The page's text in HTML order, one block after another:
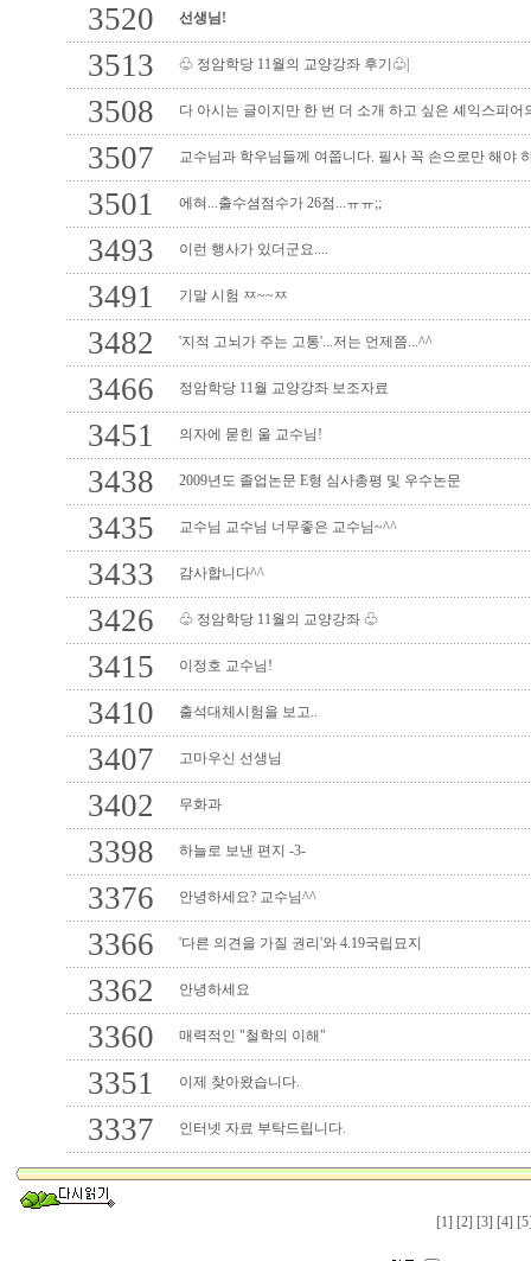
3520 선생님!
3513 ♧ 정암학당 11월의 교양강좌 후기♧|
3508 다 아시는 글이지만 한 번 더 소개 하고 싶은 셰익스피어
3507 교수님과 학우님들께 여쭙니다. 필사 꼭 손으로만 해야
3501 에혀...출수셤점수가 26점...ㅠㅠ;;
3493 이런 행사가 있더군요....
3491 기말 시험 ㅉ~~ㅉ
3482 '지적 고뇌가 주는 고통'...저는 언제쯤...^^
3466 정암학당 11월 교양강좌 보조자료
3451 의자에 묻힌 울 교수님!
3438 2009년도 졸업논문 E형 심사총평 및 우수논문
3435 교수님 교수님 너무좋은 교수님~^^
3433 감사합니다^^
3426 ♧ 정암학당 11월의 교양강좌 ♧
3415 이정호 교수님!
3410 출석대체시험을 보고..
3407 고마우신 선생님
3402 무화과
3398 하늘로 보낸 편지 -3-
3376 안녕하세요? 교수님^^
3366 '다른 의견을 가질 권리'와 4.19국립묘지
3362 안녕하세요
3360 매력적인 "철학의 이해"
3351 이제 찾아왔습니다.
3337 인터넷 자료 부탁드립니다.
[1] [2] [3] [4]